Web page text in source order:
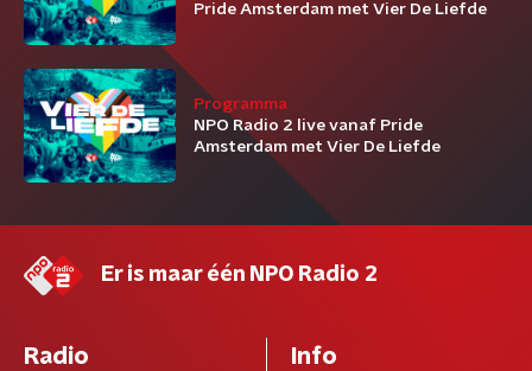
Pride Amsterdam met Vier De Liefde
Programma
NPO Radio 2 live vanaf Pride
Amsterdam met Vier De Liefde
Er is maar één NPO Radio 2
Radio Info